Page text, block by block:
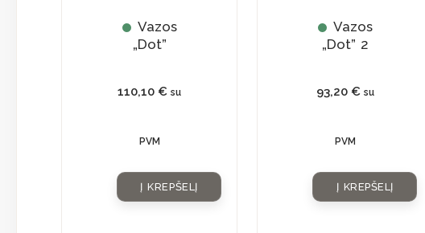
Vazos
„Dot”
110,10€ su
PVM
Į KREPŠELĮ
Vazos
„Dot” 2
93,20 € su
PVM
Į KREPŠELĮ